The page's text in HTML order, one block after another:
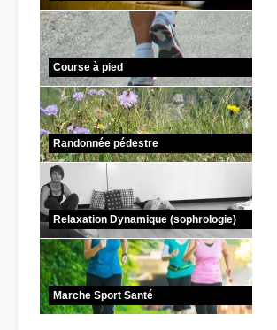
Course à pied
Randonnée pédestre
Relaxation Dynamique (sophrologie)
Marche Sport Santé